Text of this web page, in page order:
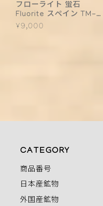
フローライト 蛍石
Fluorite スペイン TM-
0003
¥9,000
CATEGORY
商品番号
日本産鉱物
外国産鉱物